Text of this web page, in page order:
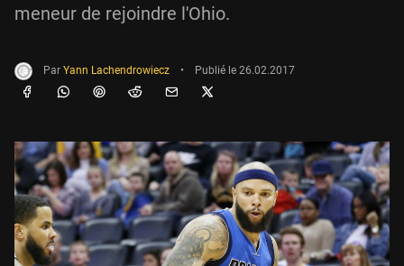
meneur de rejoindre l'Ohio.
Par Yann Lachendrowiecz • Publié le 26.02.2017